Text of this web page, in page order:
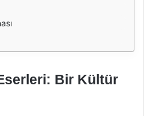
Bir Kültür